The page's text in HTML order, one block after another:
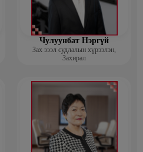
Чулуунбат Нэргүй
Зах зээл судлалын хүрээлэн,
Захирал